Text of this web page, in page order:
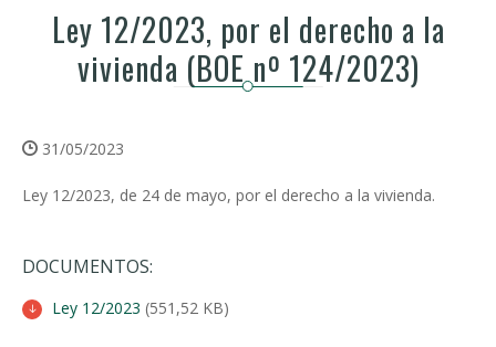
Ley 12/2023, por el derecho a la
vivienda (BOE nº 124/2023)
31/05/2023
Ley 12/2023, de 24 de mayo, por el derecho a la vivienda.
DOCUMENTOS:
Ley 12/2023 (551,52 KB)